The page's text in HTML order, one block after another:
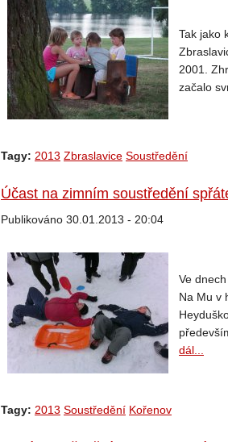
Tak jako
2001.
začalo
Tagy: 2013 Zbraslavice Soustředění
Účast na zimním soustředění
Publikováno 30.01.2013 - 20:04
Ve
Na Mu v
dál...
Tagy: 2013 Soustředění Kořenov